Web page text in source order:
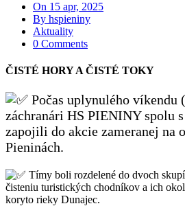
On 15 apr, 2025
By hspieniny
Aktuality
0 Comments
ČISTÉ HORY A ČISTÉ TOKY
Počas uplynulého víkendu
záchranári HS PIENINY spolu
zapojili do akcie zameranej na
Pieninách.
Tímy boli rozdelené do dvoch
čisteniu turistických chodníkov a ich
koryto rieky Dunajec.